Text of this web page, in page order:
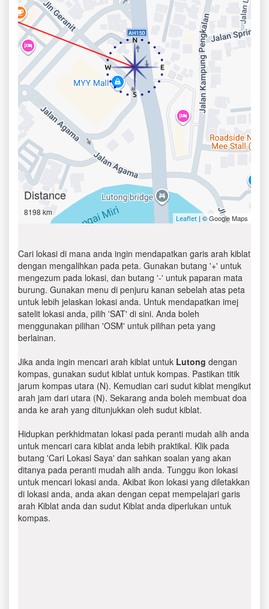
Distance
8198 km
Leaflet | © Google Maps
Cari lokasi di mana anda ingin mendapatkan garis arah kiblat
dengan mengalihkan pada peta. Gunakan butang '+' untuk
mengezum pada lokasi, dan butang '-' untuk paparan mata
burung. Gunakan menu di penjuru kanan sebelah atas peta
untuk lebih jelaskan lokasi anda. Untuk mendapatkan imej
satelit lokasi anda, pilih 'SAT' di sini. Anda boleh
menggunakan pilihan 'OSM' untuk pilihan peta yang
berlainan.
Jika anda ingin mencari arah kiblat untuk Lutong dengan
kompas, gunakan sudut kiblat untuk kompas. Pastikan titik
jarum kompas utara (N). Kemudian cari sudut kiblat mengikut
arah jam dari utara (N). Sekarang anda boleh membuat doa
anda ke arah yang ditunjukkan oleh sudut kiblat.
Hidupkan perkhidmatan lokasi pada peranti mudah alih anda
untuk mencari cara kiblat anda lebih praktikal. Klik pada
butang 'Cari Lokasi Saya' dan sahkan soalan yang akan
ditanya pada peranti mudah alih anda. Tunggu ikon lokasi
untuk mencari lokasi anda. Akibat ikon lokasi yang diletakkan
di lokasi anda, anda akan dengan cepat mempelajari garis
arah Kiblat anda dan sudut Kiblat anda diperlukan untuk
kompas.